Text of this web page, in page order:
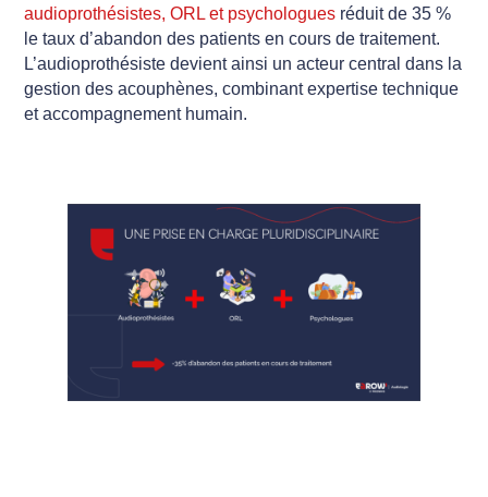
audioprothésistes, ORL et psychologues réduit de 35 %
le taux d’abandon des patients en cours de traitement.
L’audioprothésiste devient ainsi un acteur central dans la
gestion des acouphènes, combinant expertise technique
et accompagnement humain.